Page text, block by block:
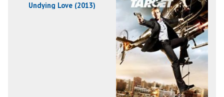
Undying Love (2013)